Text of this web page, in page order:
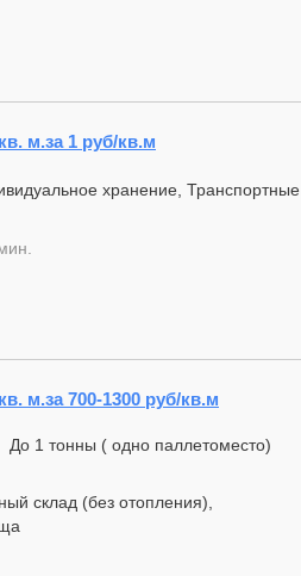
м.за 1 руб/кв.м
хранение, Транспортные
м.за 700-1300 руб/кв.м
1 тонны ( одно паллетоместо)
склад (без отопления),